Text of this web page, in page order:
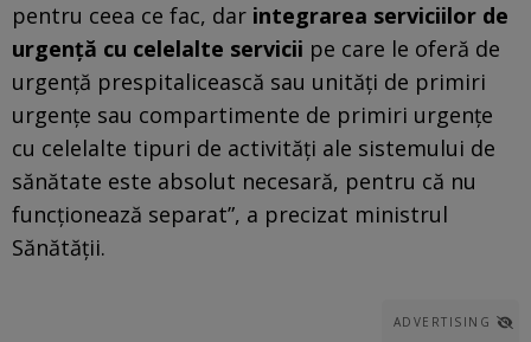
pentru ceea ce fac, dar integrarea serviciilor de
urgenţă cu celelalte servicii pe care le oferă de
urgenţă prespitalicească sau unităţi de primiri
urgenţe sau compartimente de primiri urgenţe
cu celelalte tipuri de activităţi ale sistemului de
sănătate este absolut necesară, pentru că nu
funcţionează separat”, a precizat ministrul
Sănătăţii.
ADVERTISING